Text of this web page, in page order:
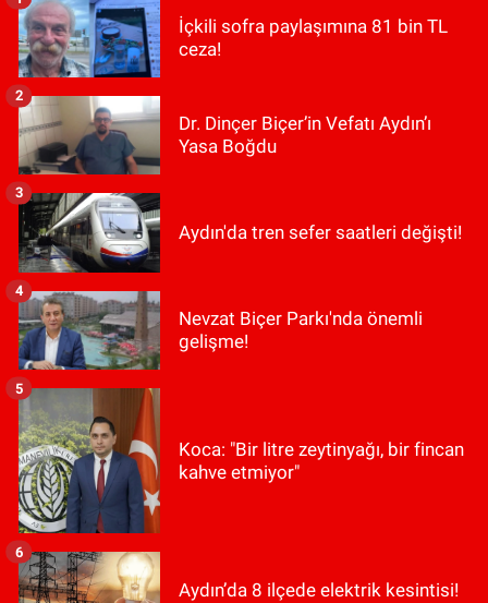
İçkili sofra paylaşımına 81 bin TL
ceza!
Dr. Dinçer Biçer’in Vefatı Aydın’ı
Yasa Boğdu
2
Aydın'da tren sefer saatleri değişti!
3
Nevzat Biçer Parkı'nda önemli
gelişme!
4
Koca: "Bir litre zeytinyağı, bir fincan
kahve etmiyor"
5
Aydın’da 8 ilçede elektrik kesintisi!
6